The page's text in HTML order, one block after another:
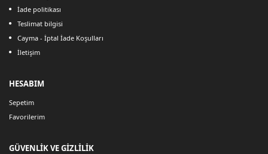
İade politikası
Teslimat bilgisi
Cayma - İptal İade Koşulları
İletişim
HESABIM
Sepetim
Favorilerim
GÜVENLİK VE GİZLİLİK